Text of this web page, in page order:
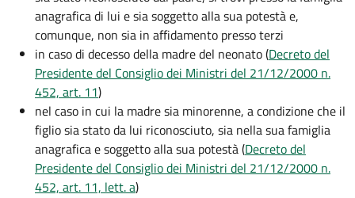
anagrafica di lui e sia soggetto alla sua potestà e,
comunque, non sia in affidamento presso terzi
in caso di decesso della madre del neonato (Decreto del
Presidente del Consiglio dei Ministri del 21/12/2000 n.
452, art. 11)
nel caso in cui la madre sia minorenne, a condizione che il
figlio sia stato da lui riconosciuto, sia nella sua famiglia
anagrafica e soggetto alla sua potestà (Decreto del
Presidente del Consiglio dei Ministri del 21/12/2000 n.
452, art. 11, lett. a)